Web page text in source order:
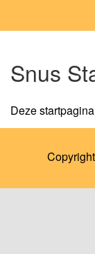
Snus
Deze